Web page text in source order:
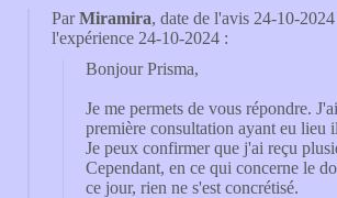
ParMiramira, date de l'avis 24-10-
l'expérience 24-10-2024 :
Bonjour Prisma,
Je me permets de vous répondre.
première consultation ayant eu lieu
Je peux confirmer que j'ai reçu
Cependant, en ce qui concerne le
ce jour, rien ne s'est concrétisé.